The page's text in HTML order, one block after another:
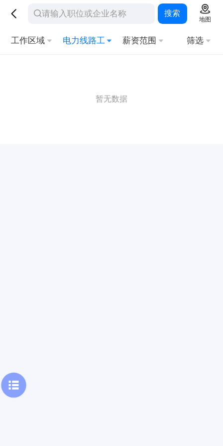
搜索
地图
工作区域 电力线路工 薪资范围 筛选
暂无数据